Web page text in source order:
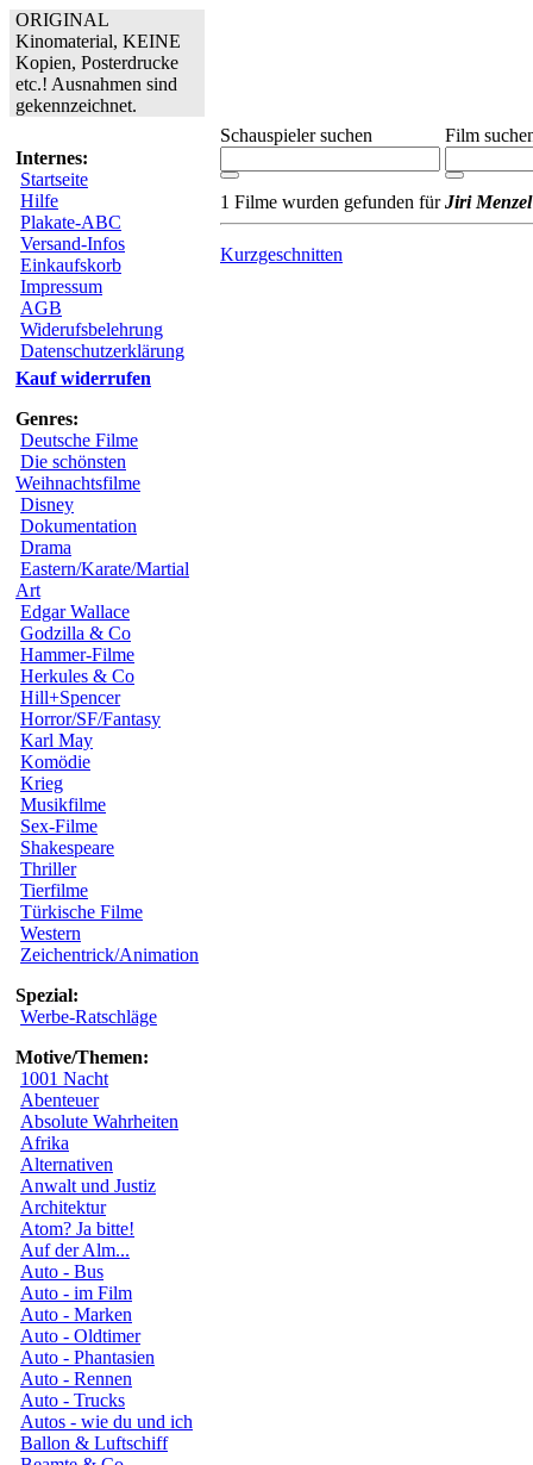
ORIGINAL
Kinomaterial, KEINE
Kopien, Posterdrucke
etc.! Ausnahmen sind
gekennzeichnet.
Internes:
Startseite
Hilfe
Plakate-ABC
Versand-Infos
Einkaufskorb
Impressum
AGB
Widerufsbelehrung
Datenschutzerklärung
Kauf widerrufen
Genres:
Deutsche Filme
Die schönsten
Weihnachtsfilme
Disney
Dokumentation
Drama
Eastern/Karate/Martial
Art
Edgar Wallace
Godzilla & Co
Hammer-Filme
Herkules & Co
Hill+Spencer
Horror/SF/Fantasy
Karl May
Komödie
Krieg
Musikfilme
Sex-Filme
Shakespeare
Thriller
Tierfilme
Türkische Filme
Western
Zeichentrick/Animation
Spezial:
Werbe-Ratschläge
Motive/Themen:
1001 Nacht
Abenteuer
Absolute Wahrheiten
Afrika
Alternativen
Anwalt und Justiz
Architektur
Atom? Ja bitte!
Auf der Alm...
Auto - Bus
Auto - im Film
Auto - Marken
Auto - Oldtimer
Auto - Phantasien
Auto - Rennen
Auto - Trucks
Autos - wie du und ich
Ballon & Luftschiff
Schauspieler suchen Film
1 Filme wurden gefunden fürJiri
Kurzgeschnitten